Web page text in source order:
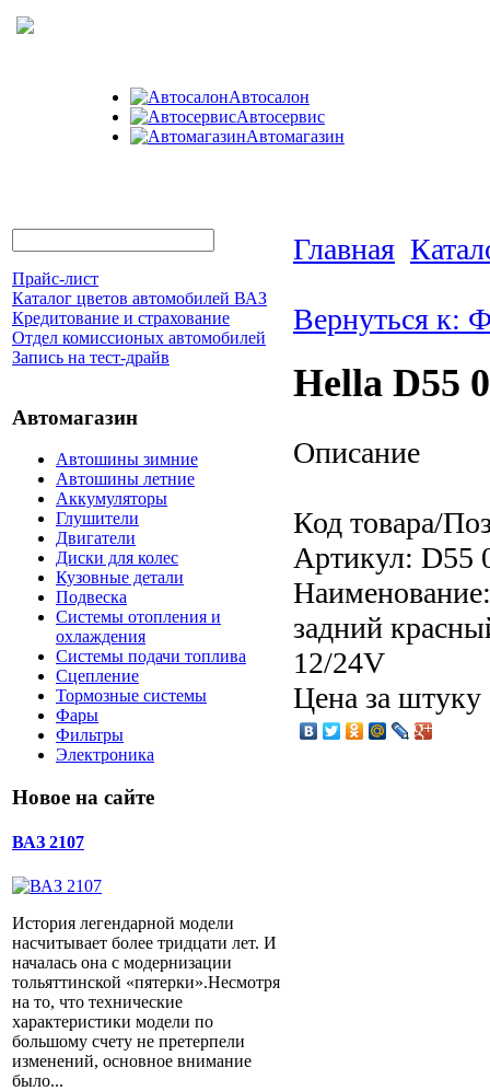
Автосалон
Автосервис
Автомагазин
Прайс-лист
Каталог цветов автомобилей ВАЗ
Кредитование и страхование
Отдел комиссионых автомобилей
Запись на тест-драйв
Автомагазин
Автошины зимние
Автошины летние
Аккумуляторы
Глушители
Двигатели
Диски для колес
Кузовные детали
Подвеска
Системы отопления и
охлаждения
Системы подачи топлива
Сцепление
Тормозные системы
Фары
Фильтры
Электроника
Новое на сайте
ВАЗ 2107
История легендарной модели
насчитывает более тридцати лет. И
началась она с модернизации
тольяттинской «пятерки».Несмотря
на то, что технические
характеристики модели по
большому счету не претерпели
изменений, основное внимание
было...
Главная
Вернуться к:
Hella D55
Описание
Код товара/
Артикул: D55
задний
12/24V
Цена за штуку